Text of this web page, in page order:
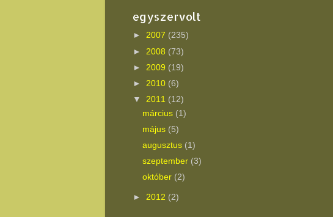
egyszervolt
► 2007 (235)
► 2008 (73)
► 2009 (19)
► 2010 (6)
▼ 2011 (12)
március (1)
május (5)
augusztus (1)
szeptember (3)
október (2)
► 2012 (2)